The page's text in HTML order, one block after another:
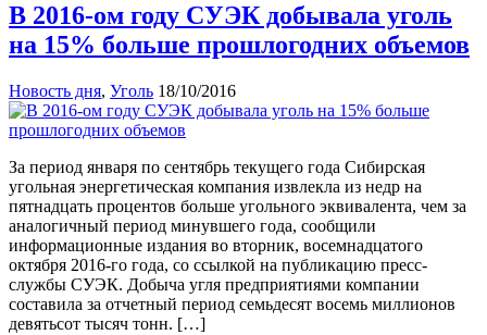
В 2016-ом году СУЭК добывала уголь
на 15% больше прошлогодних объемов
Новость дня, Уголь 18/10/2016
За период января по сентябрь текущего года Сибирская
угольная энергетическая компания извлекла из недр на
пятнадцать процентов больше угольного эквивалента, чем за
аналогичный период минувшего года, сообщили
информационные издания во вторник, восемнадцатого
октября 2016-го года, со ссылкой на публикацию пресс-
службы СУЭК. Добыча угля предприятиями компании
составила за отчетный период семьдесят восемь миллионов
девятьсот тысяч тонн. […]